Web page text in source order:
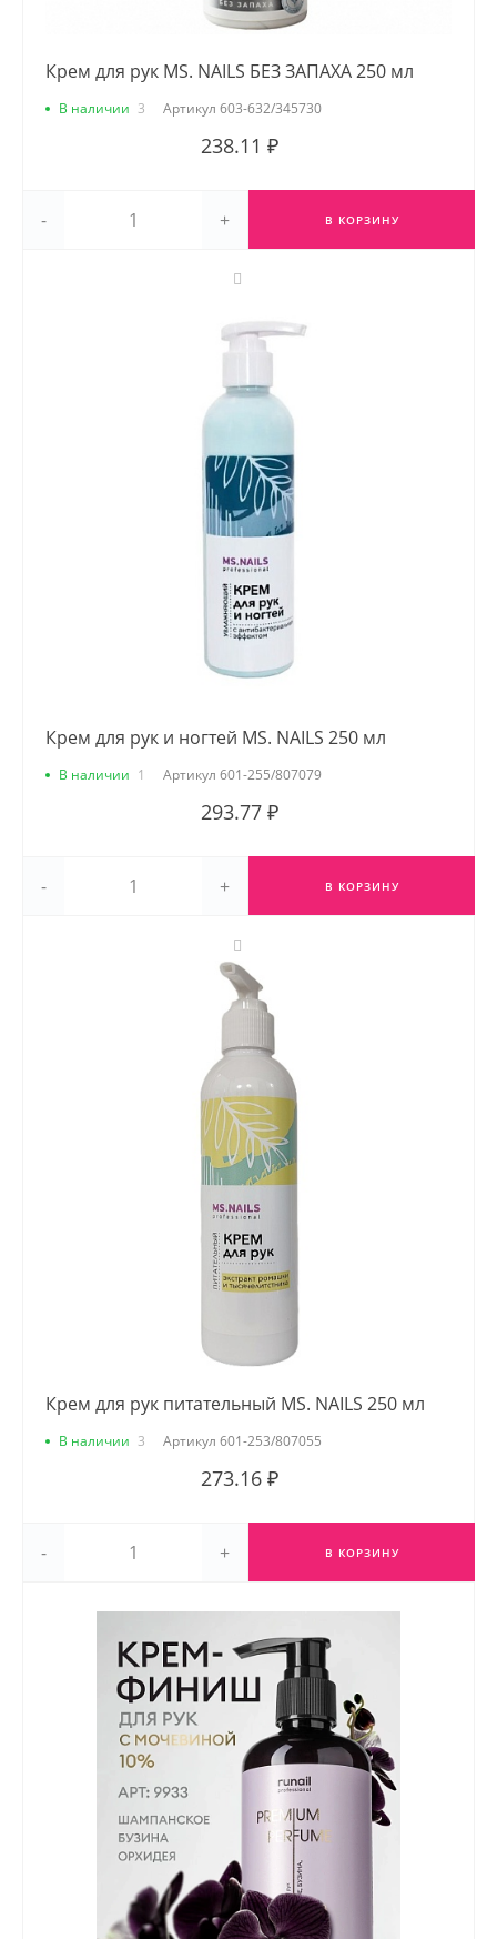
Крем для рук MS. NAILS БЕЗ ЗАПАХА 250 мл
В наличии 3 Артикул 603-632/345730
238.11 ₽
- + В КОРЗИНУ
Крем для рук и ногтей MS. NAILS 250 мл
В наличии 1 Артикул 601-255/807079
293.77 ₽
- + В КОРЗИНУ
Крем для рук питательный MS. NAILS 250 мл
В наличии 3 Артикул 601-253/807055
273.16 ₽
- + В КОРЗИНУ